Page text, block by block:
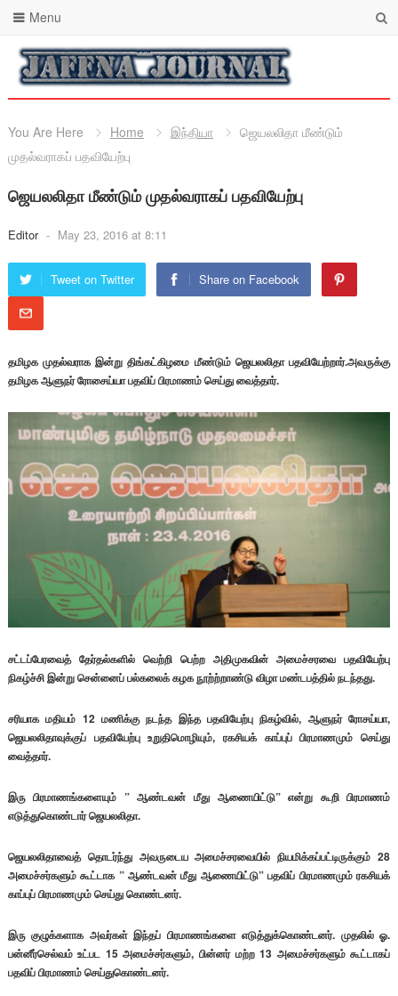
Menu
You Are Here Home இந்தியா
ஜெயலலிதா மீண்டும்
முதல்வராகப் பதவியேற்பு
ஜெயலலிதா மீண்டும் முதல்வராகப் பதவியேற்பு
Editor - May 23, 2016 at 8:11
Tweet on Twitter Share on Facebook
தமிழக முதல்வராக இன்று திங்கட்கிழமை மீண்டும் ஜெயலலிதா பதவியேற்றார்.அவருக்கு
தமிழக ஆளுநர் ரோசைய்யா பதவிப் பிரமாணம் செய்து வைத்தார்.
சட்டப்பேரவைத் தேர்தல்களில் வெற்றி பெற்ற அதிமுகவின் அமைச்சரவை பதவியேற்பு
நிகழ்ச்சி இன்று சென்னைப் பல்கலைக் கழக நூற்ற்றாண்டு விழா மண்டபத்தில் நடந்தது.
சரியாக மதியம் 12 மணிக்கு நடந்த இந்த பதவியேற்பு நிகழ்வில், ஆளுநர் ரோசய்யா,
ஜெயலலிதாவுக்குப் பதவியேற்பு உறுதிமொழியும், ரகசியக் காப்புப் பிரமாணமும் செய்து
வைத்தார்.
இரு பிரமாணங்களையும் ” ஆண்டவன் மீது ஆணையிட்டு” என்று கூறி பிரமாணம்
எடுத்துகொண்டார் ஜெயலலிதா.
ஜெயலலிதாவைத் தொடர்ந்து அவருடைய அமைச்சரவையில் நியமிக்கப்பட்டிருக்கும் 28
அமைச்சர்களும் கூட்டாக ” ஆண்டவன் மீது ஆணையிட்டு” பதவிப் பிரமாணமும் ரகசியக்
காப்புப் பிரமாணமும் செய்து கொண்டனர்.
இரு குழுக்களாக அவர்கள் இந்தப் பிரமாணங்களை எடுத்துக்கொண்டனர். முதலில் ஓ.
பன்னீர்செல்வம் உட்பட 15 அமைச்சர்களும், பின்னர் மற்ற 13 அமைச்சர்களும் கூட்டாகப்
பதவிப் பிரமாணம் செய்துகொண்டனர்.